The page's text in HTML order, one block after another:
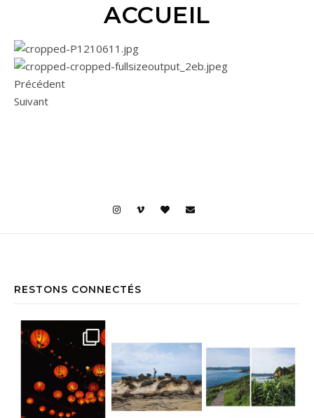
ACCUEIL
Précédent
Suivant
RESTONS CONNECTÉS